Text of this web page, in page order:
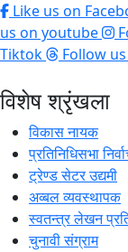
Like us on
us on youtube
Tiktok
Follow
विशेष श्रृंखला
विकास नायक
प्रतिनिधिसभा
ट्रेण्ड सेटर उद्यमी
अव्बल व्यवस्थापक
स्वतन्त्र लेखन
चुनावी संग्राम